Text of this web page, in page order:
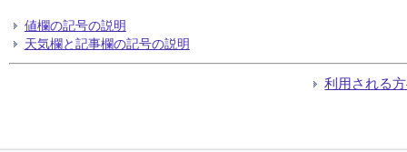
値欄の記号の説明
天気欄と記事欄の記号の説明
利用される